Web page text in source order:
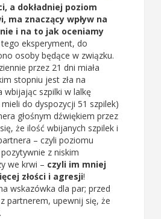
a dokładniej poziom
ma znaczący wpływ na
i na to jak oceniamy
tego eksperyment, do
osoby będące w związku.
przez 21 dni miała
stopniu jest zła na
wbijając szpilki w lalkę
do dyspozycji 51 szpilek)
głośnym dźwiękiem przez
że ilość wbijanych szpilek i
– czyli poziomu
pozytywnie z niskim
we krwi – czyli im mniej
złości i agresji!
wskazówka dla par; przed
partnerem, upewnij się, że